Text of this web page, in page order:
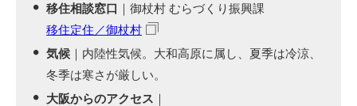
移住相談窓口 ｜御杖村 むらづくり振興課
移住定住／御杖村
気候 ｜内陸性気候。大和高原に属し、夏季は冷涼、
冬季は寒さが厳しい。
大阪からのアクセス ｜